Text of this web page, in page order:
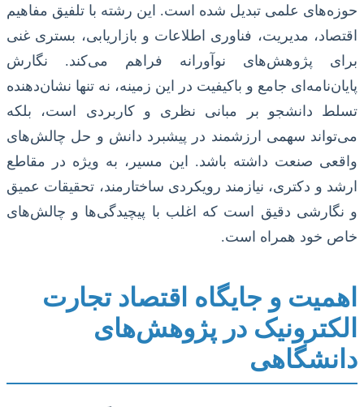
حوزه‌های علمی تبدیل شده است. این رشته با تلفیق مفاهیم
اقتصاد، مدیریت، فناوری اطلاعات و بازاریابی، بستری غنی
برای پژوهش‌های نوآورانه فراهم می‌کند. نگارش
پایان‌نامه‌ای جامع و باکیفیت در این زمینه، نه تنها نشان‌دهنده
تسلط دانشجو بر مبانی نظری و کاربردی است، بلکه
می‌تواند سهمی ارزشمند در پیشبرد دانش و حل چالش‌های
واقعی صنعت داشته باشد. این مسیر، به ویژه در مقاطع
ارشد و دکتری، نیازمند رویکردی ساختارمند، تحقیقات عمیق
و نگارشی دقیق است که اغلب با پیچیدگی‌ها و چالش‌های
خاص خود همراه است.
اهمیت و جایگاه اقتصاد تجارت
الکترونیک در پژوهش‌های
دانشگاهی